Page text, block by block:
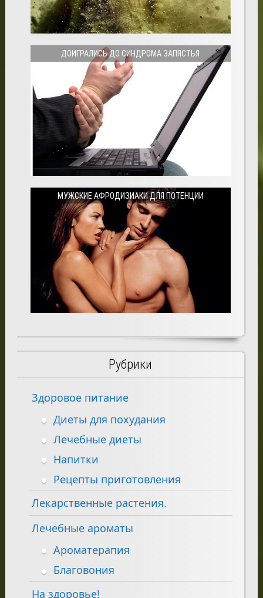
ДОИГРАЛИСЬ ДО СИНДРОМА ЗАПЯСТЬЯ
МУЖСКИЕ АФРОДИЗИАКИ ДЛЯ ПОТЕНЦИИ
Рубрики
Здоровое питание
Диеты для похудания
Лечебные диеты
Напитки
Рецепты приготовления
Лекарственные растения.
Лечебные ароматы
Ароматерапия
Благовония
На здоровье!